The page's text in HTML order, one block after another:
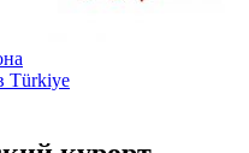
Türkiye